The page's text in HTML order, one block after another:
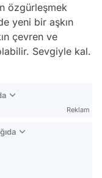
özgürleşmek
yeni bir aşkın
çevren ve
Sevgiyle kal.
Reklam